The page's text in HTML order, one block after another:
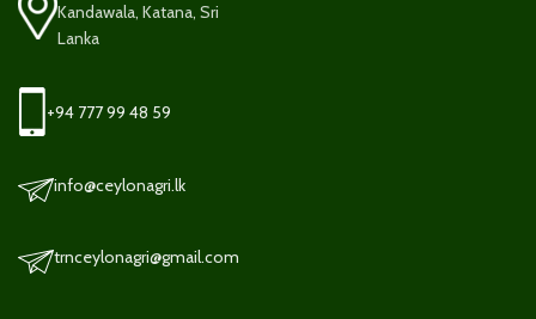
Kandawala, Katana, Sri
Lanka
+94 777 99 48 59
info@ceylonagri.lk
trnceylonagri@gmail.com